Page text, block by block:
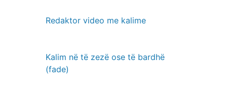
Redaktor video me kalime
Kalim në të zezë ose të bardhë
(fade)